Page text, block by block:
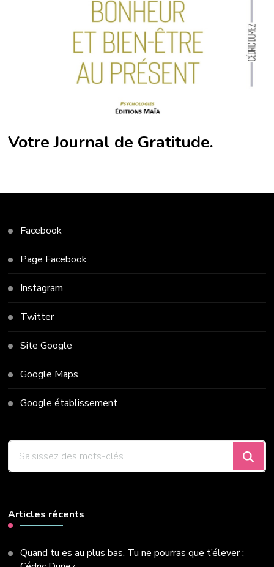
Votre Journal de Gratitude.
Facebook
Page Facebook
Instagram
Twitter
Site Google
Google Maps
Google établissement
?
Articles récents
Quand tu es au plus bas. Tu ne pourras que t’élever ;